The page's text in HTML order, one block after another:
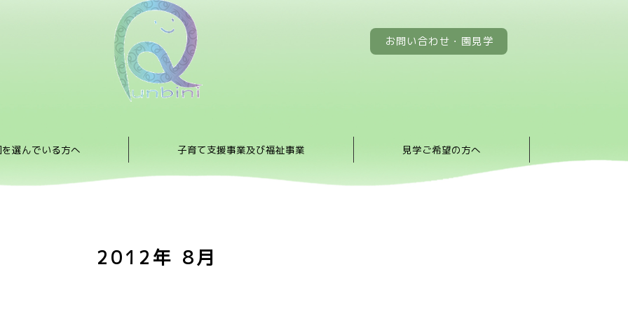
選んでいる方へ 子育て支援事業及び福祉事業 見学ご希望の方へ
お問い合わせ・園見学
2012年 8月